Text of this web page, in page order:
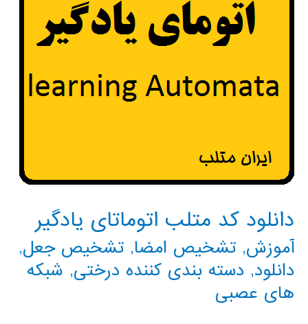
دانلود کد متلب اتوماتای یادگیر
آموزش, تشخیص امضا, تشخیص جعل,
دانلود, دسته بندی کننده درختی, شبکه
های عصبی